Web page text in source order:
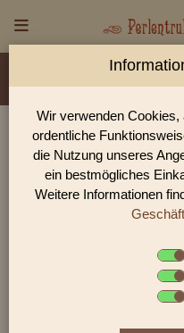
Material/Glassorte
Lochdurchmesser
Perlen Shop für
In unserem Perlen Shop
Cutbeads Rechteckform
Sie befinden
|2-
Wir verwenden
ordentliche
die Nutzung unseres
ein bestmögliches
Weitere Informationen